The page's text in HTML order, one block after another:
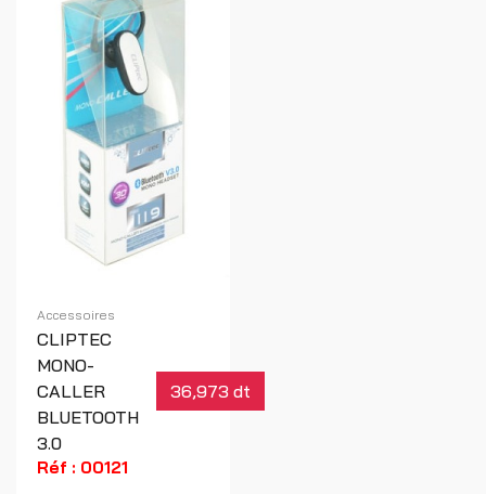
Accessoires
CLIPTEC
MONO-
CALLER
BLUETOOTH
3.0
36,973 dt
Réf : 00121